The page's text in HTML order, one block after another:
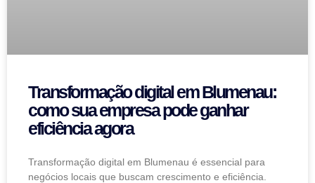
Transformação digital em Blumenau:
como sua empresa pode ganhar
eficiência agora
Transformação digital em Blumenau é essencial para
negócios locais que buscam crescimento e eficiência.